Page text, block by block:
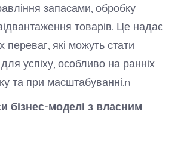
запасами, обробку
товарів. Це надає
переваг, які можуть стати
успіху, особливо на ранніх
та при масштабуванні.n
бізнес-моделі з власним